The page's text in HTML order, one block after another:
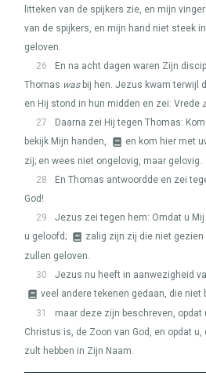
litteken van de spijkers zie, en mijn
van de spijkers, en mijn hand niet steek
geloven.
26
En na acht dagen waren Zijn
Thomas wasbij hen. Jezus kwam terwijl
en Hij stond in hun midden en zei: Vrede
27
Daarna zei Hij tegen Thomas:
bekijk Mijn handen,
en kom hier met
zij; en wees niet ongelovig, maar gelovig.
28
En Thomas antwoordde en zei
God!
29
Jezus zei tegen hem: Omdat u
u geloofd;
zalig zijn zij die niet gezien
zullen geloven.
30
Jezus nu heeft in aanwezigheid
veel andere tekenen gedaan, die niet
31
maar deze zijn beschreven,
Christus is, de Zoon van God, en opdat
zult hebben in Zijn Naam.